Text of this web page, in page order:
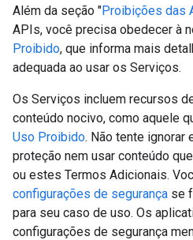
Além da seção "Proibições das
APIs, você precisa obedecer à
Proibido, que informa mais
adequada ao usar os Serviços.
Os Serviços incluem recursos
conteúdo nocivo, como aquele
Uso Proibido. Não tente ignorar
proteção nem usar conteúdo
ou estes Termos Adicionais.
configurações de segurança se
para seu caso de uso. Os
configurações de segurança